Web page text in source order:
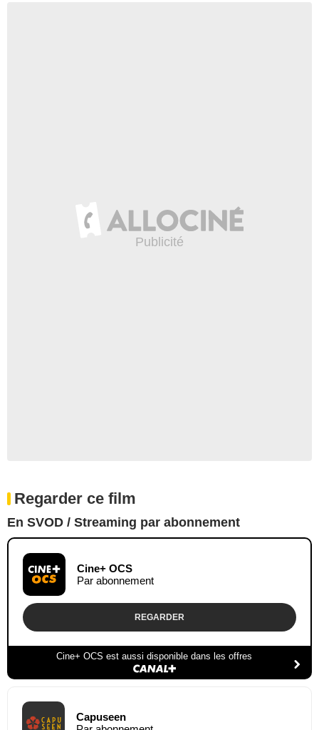
Regarder ce film
En SVOD / Streaming par abonnement
Cine+ OCS
Par abonnement
REGARDER
Cine+ OCS est aussi disponible dans les offres
Capuseen